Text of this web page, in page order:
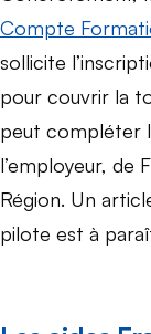
Compte
sollicite
pour couvrir la
peut compléter
l’employeur, de
Région. Un
pilote est à